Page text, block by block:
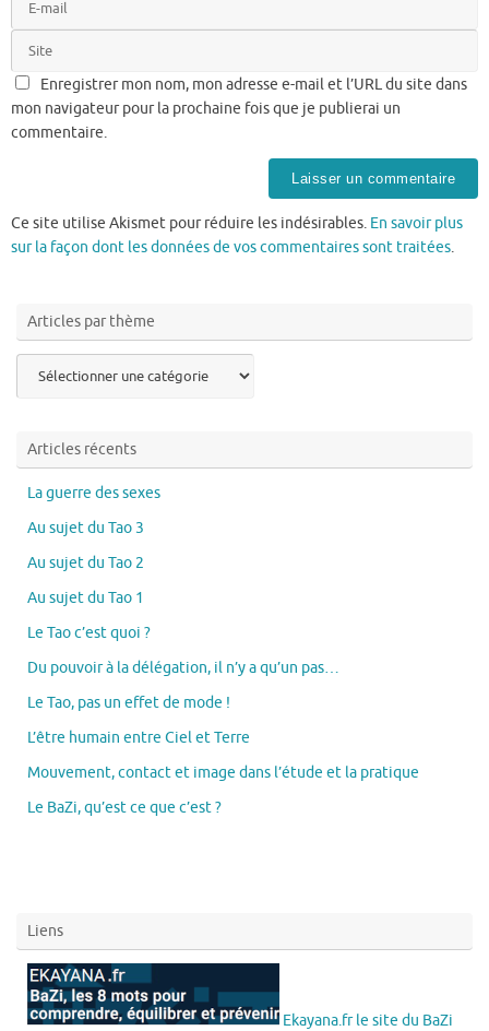
Enregistrer mon nom, mon adresse e-mail et l’URL du site dans
mon navigateur pour la prochaine fois que je publierai un
commentaire.
Ce site utilise Akismet pour réduire les indésirables. En savoir plus
sur la façon dont les données de vos commentaires sont traitées.
Articles par thème
Articles récents
La guerre des sexes
Au sujet du Tao 3
Au sujet du Tao 2
Au sujet du Tao 1
Le Tao c’est quoi ?
Du pouvoir à la délégation, il n’y a qu’un pas…
Le Tao, pas un effet de mode !
L’être humain entre Ciel et Terre
Mouvement, contact et image dans l’étude et la pratique
Le BaZi, qu’est ce que c’est ?
Liens
Ekayana.fr le site du BaZi